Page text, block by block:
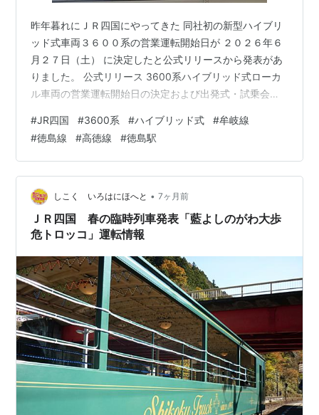
昨年暮れにＪＲ四国にやってきた 同社初の新型ハイブリ
ッド式車両３６００系の営業運転開始日が ２０２６年６
月２７日（土） に決定したと公式リリースから発表があ
りました。 公式リリース 3600系ハイブリッド式ローカ
ル車両の営業運転開始日の決定および出発式・試乗会の
駅１４時３０分発の牟岐線阿南行き 以降は阿南から折り
返しそのまま阿波池田へ直通 折り返し徳島まで戻った後
板野行き最終便で下り 夜明かしして翌朝徳島に戻るとい
う固定運用のようです。 当日は営業運転に先駆けて徳島
駅にて試乗会と出発式が催されるとのことですが 試乗会
については抽…
#JR四国 #3600系 #ハイブリッド式 #牟岐線
#徳島線 #高徳線 #徳島駅
しこく いろはにほへと • 7ヶ月前
ＪＲ四国 春の臨時列車発表「藍よしのがわ大歩
危トロッコ」運転情報